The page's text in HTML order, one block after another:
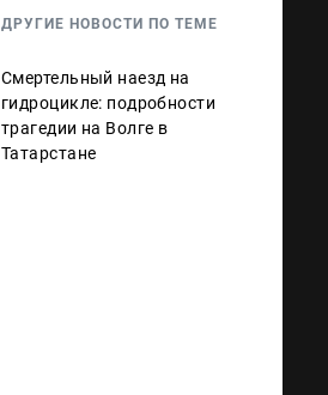
ДРУГИЕ НОВОСТИ ПО ТЕМЕ
Смертельный наезд на
гидроцикле: подробности
трагедии на Волге в
Татарстане